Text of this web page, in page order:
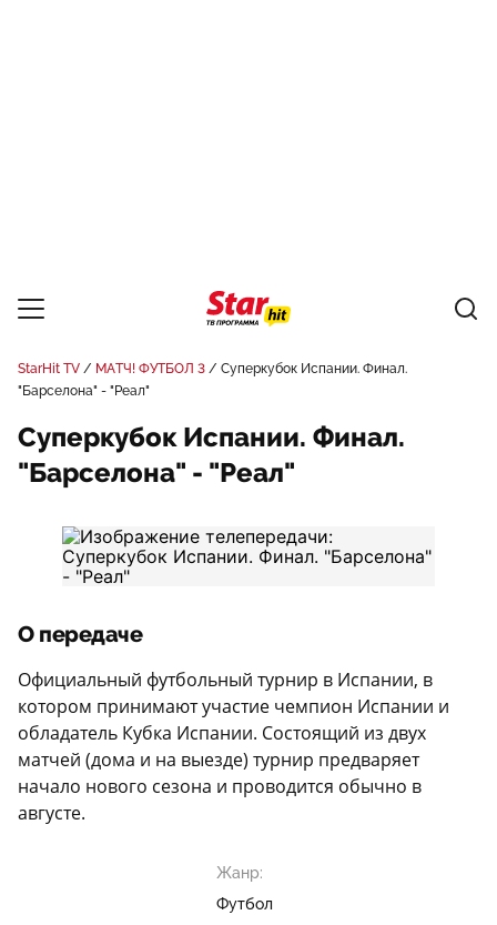
StarHit TV МАТЧ! ФУТБОЛ 3
Суперкубок Испании. Финал.
"Барселона" - "Реал"
Суперкубок Испании. Финал.
"Барселона" - "Реал"
О передаче
Официальный футбольный турнир в Испании, в
котором принимают участие чемпион Испании и
обладатель Кубка Испании. Состоящий из двух
матчей (дома и на выезде) турнир предваряет
начало нового сезона и проводится обычно в
августе.
Жанр:
Футбол